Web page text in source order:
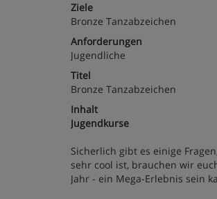
Ziele
Bronze Tanzabzeichen
Anforderungen
Jugendliche
Titel
Bronze Tanzabzeichen
Inhalt
Jugendkurse
Sicherlich gibt es einige
sehr cool ist, brauchen wir
Jahr - ein Mega-Erlebnis sein